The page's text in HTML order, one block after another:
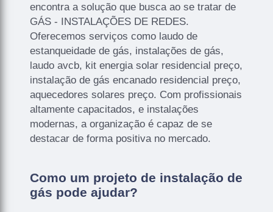
encontra a solução que busca ao se tratar de
GÁS - INSTALAÇÕES DE REDES.
Oferecemos serviços como laudo de
estanqueidade de gás, instalações de gás,
laudo avcb, kit energia solar residencial preço,
instalação de gás encanado residencial preço,
aquecedores solares preço. Com profissionais
altamente capacitados, e instalações
modernas, a organização é capaz de se
destacar de forma positiva no mercado.
Como um projeto de instalação de
gás pode ajudar?